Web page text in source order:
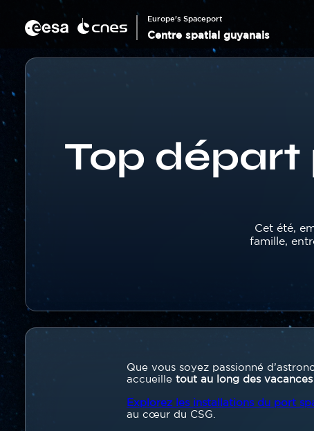
Panneau de gestion des cookies
contenu
principal
Europe's Spaceport
Centre spatial guyanais
Corps
Top départ
Texte
Cet été,
famille,
Texte
Que vous soyez passionné
accueille tout au long des
Explorez les installations du port
au cœur du CSG.